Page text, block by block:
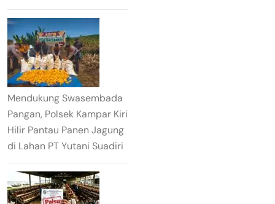
Mendukung Swasembada
Pangan, Polsek Kampar Kiri
Hilir Pantau Panen Jagung
di Lahan PT Yutani Suadiri